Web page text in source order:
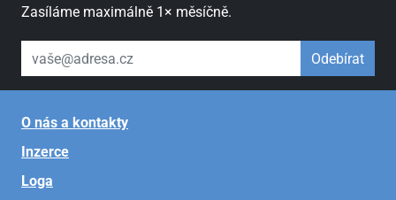
Zasíláme maximálně 1× měsíčně.
váš email Odebírat
O nás a kontakty
Inzerce
Loga